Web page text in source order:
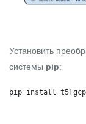
Установить
системы pip:
pip install t5[gcp]